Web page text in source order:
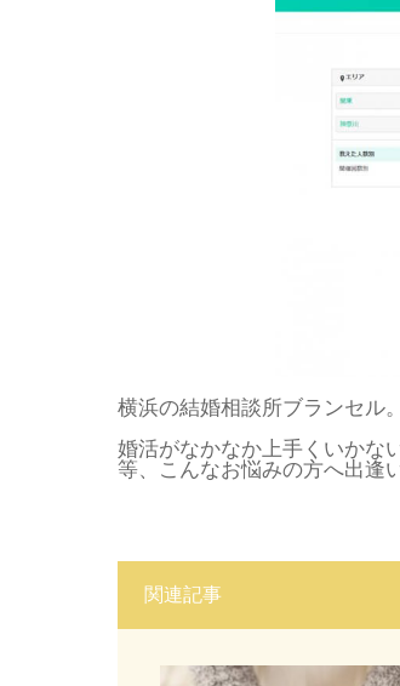
横浜の結婚相談所ブランセル
婚活がなかなか上手くいかな
等、こんなお悩みの方へ出逢
関連記事